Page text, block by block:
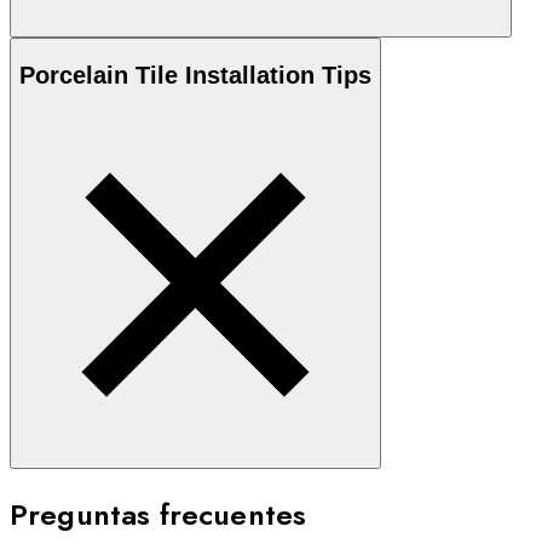
Porcelain Tile Installation Tips
Preguntas frecuentes